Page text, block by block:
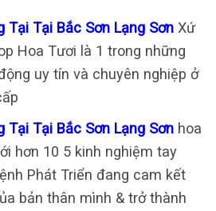
Tại Tại Bắc Sơn Lạng Sơn Xứ
Hoa Tươi là 1 trong những
uy tín và chuyên nghiệp ở
Tại Tại Bắc Sơn Lạng Sơn hoa
hơn 10 5 kinh nghiệm tay
Phát Triển đang cam kết
bản thân mình & trở thành